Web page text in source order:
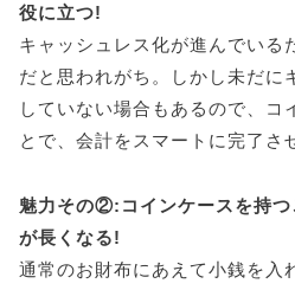
役に立つ!
キャッシュレス化が進んでいる
だと思われがち。しかし未だに
していない場合もあるので、コ
とで、会計をスマートに完了さ
魅力その②:コインケースを持つ
が長くなる!
通常のお財布にあえて小銭を入